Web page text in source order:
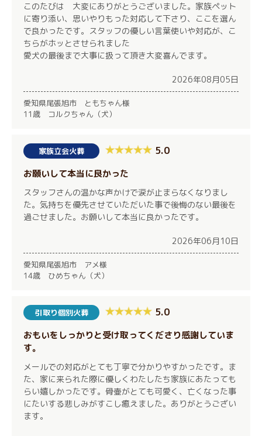
このたびは 大変にありがとうございました。家族ペット
に寄り添い、思いやりもった対応して下さり、ここを選ん
で良かったです。スタッフの優しい言葉使いや対応が、こ
ちらがホッとさせられました
愛犬の最後まで大事に扱って頂き大変喜んでます。
2026年08月05日
愛知県尾張旭市 ともちゃん様
11歳 コルクちゃん（犬）
家族立会火葬 5.0
お願いして本当に良かった
スタッフさんの温かな声かけで涙が止まらなくなりまし
た。気持ちを優先させていただいた事で後悔のない最後を
過ごせました。お願いして本当に良かったです。
2026年06月10日
愛知県尾張旭市 アメ様
14歳 ひめちゃん（犬）
引取り個別火葬 5.0
おもいをしっかりと受け取ってくださり感謝していま
す。
メールでの対応がとても丁寧で分かりやすかったです。ま
た、家に来られた際に優しくわたしたち家族にあたっても
らい嬉しかったです。骨壷がとても可愛く、亡くなった事
にたいする悲しみがすこし癒えました。ありがとうござい
ます。